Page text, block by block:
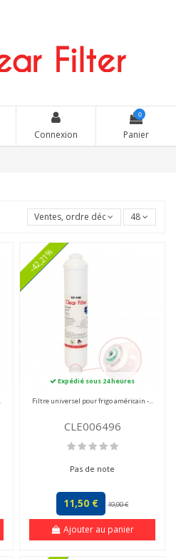
Connexion
0
Panier
Ventes, ordre décroissant
48
-42,21%
Expédié sous 24 heures
Filtre universel pour frigo américain -...
CLE006496
Pas de note
11,50 € 19,90 €
Ajouter au panier